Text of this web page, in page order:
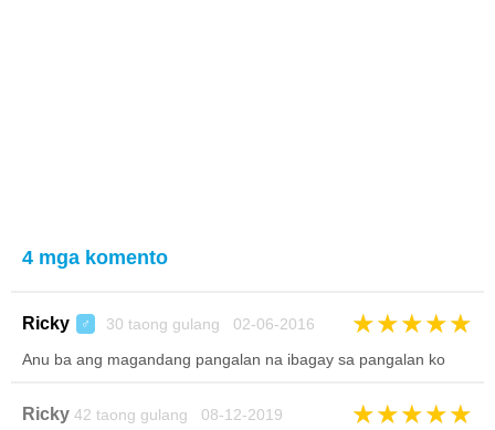
4 mga komento
Ricky ♂ 30 taong gulang 02-06-2016 ★★★★★
Anu ba ang magandang pangalan na ibagay sa pangalan ko
Ricky 42 taong gulang 08-12-2019 ★★★★★